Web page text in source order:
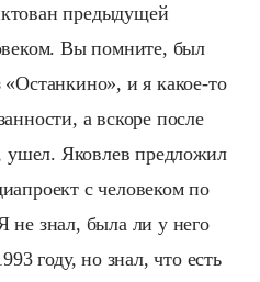
предыдущей
Вы помните, был
и я какое-то
а вскоре после
ушел. Яковлев предложил
с человеком по
не знал, была ли у него
году, но знал, что есть